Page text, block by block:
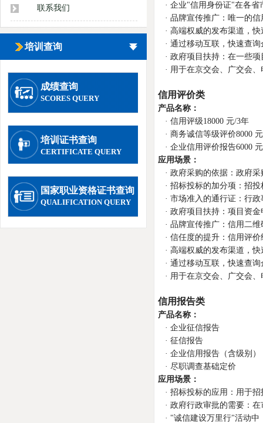
联系我们
培训查询
成绩查询
SCORES QUERY
培训证书查询
CERTIFICATE QUERY
国家职业资格证书查询
QUALIFICATION QUERY
· 企业"信用身份证"在各省
· 品牌宣传推广：唯一的
· 高端权威的发布渠道，
· 通过移动互联，快速查询
· 政府项目扶持：在一些
· 用于在京交会、广交会
信用评价类
产品名称：
· 信用评级18000 元/3年
· 商务诚信等级评价8000
· 企业信用评价报告6000
应用场景：
· 政府采购的依据：政府
· 招标投标的加分项：招
· 市场准入的通行证：行
· 政府项目扶持：项目资
· 品牌宣传推广：信用二
· 信任度的提升：信用评
· 高端权威的发布渠道，
· 通过移动互联，快速查询
· 用于在京交会、广交会
信用报告类
产品名称：
· 企业征信报告
· 征信报
· 企业信用报告（含级
· 尽职调查基础定
应用场景：
· 招标投标的应用：用于招
· 政府行政审批的需要：
· "诚信建设万里行"活动中